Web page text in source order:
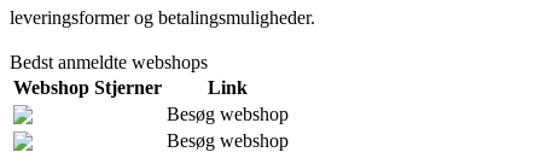
leveringsformer og betalingsmuligheder.
Bedst anmeldte webshops
Webshop Stjerner
Link
Besøg webshop
Besøg webshop